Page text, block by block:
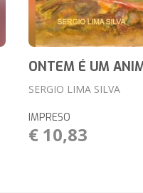
ONTEM É UM
SERGIO LIMA SILVA
IMPRESO
€ 10,83